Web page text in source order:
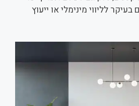
לליווי מינימלי או ייעוץ